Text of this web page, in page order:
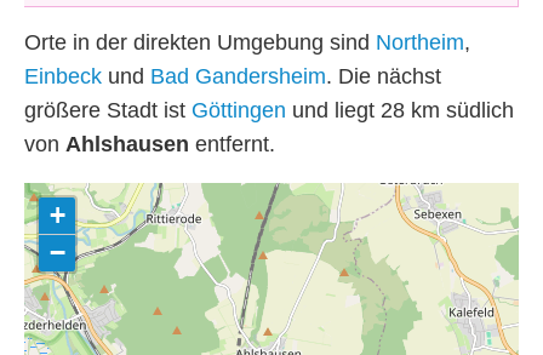
Orte in der direkten Umgebung sind Northeim,
Einbeck und Bad Gandersheim. Die nächst
größere Stadt ist Göttingen und liegt 28 km südlich
von Ahlshausen entfernt.